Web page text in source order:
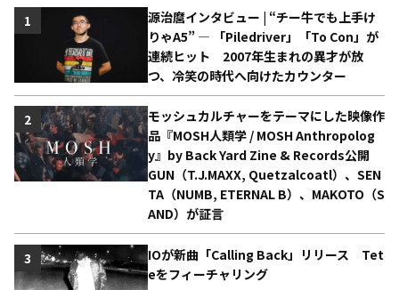
源治麿インタビュー | “チー牛でも上手け
りゃA5” ― 「Piledriver」「To Con」が
連続ヒット 2007年生まれの異才が放
つ、冷笑の時代へ向けたカウンター
1
モッシュカルチャーをテーマにした映像作
品『MOSH人類学 / MOSH Anthropolog
y』by Back Yard Zine & Records公開
GUN（T.J.MAXX, Quetzalcoatl）、SEN
TA（NUMB, ETERNAL B）、MAKOTO（S
AND）が証言
2
IOが新曲「Calling Back」リリース Tet
eをフィーチャリング
3